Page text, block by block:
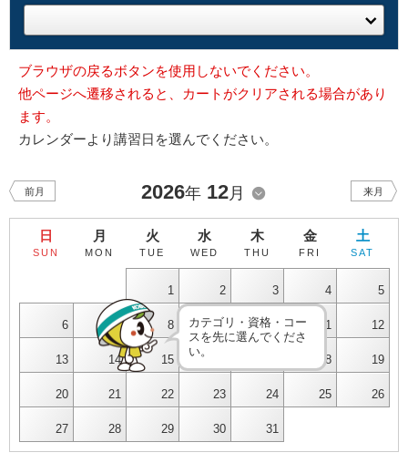
ブラウザの戻るボタンを使用しないでください。
他ページへ遷移されると、カートがクリアされる場合があり
ます。
カレンダーより講習日を選んでください。
前月 2026年 12月 来月
日
SUN
月
MON
火
TUE
水
WED
木
THU
金
FRI
土
SAT
1 2 3 4 5
6 7 8 9 10 11 12
13 14 15 18 19
20 21 22 23 24 25 26
27 28 29 30 31
カテゴリ・資格・コー
スを先に選んでくださ
い。